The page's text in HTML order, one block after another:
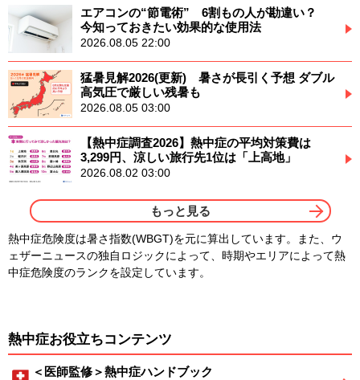
エアコンの“節電術” 6割もの人が勘違い？
今知っておきたい効果的な使用法
2026.08.05 22:00
猛暑見解2026(更新) 暑さが長引く予想 ダブル
高気圧で厳しい残暑も
2026.08.05 03:00
【熱中症調査2026】熱中症の平均対策費は
3,299円、涼しい旅行先1位は「上高地」
2026.08.02 03:00
もっと見る
熱中症危険度は暑さ指数(WBGT)を元に算出しています。また、ウ
ェザーニュースの独自ロジックによって、時期やエリアによって熱
中症危険度のランクを設定しています。
熱中症お役立ちコンテンツ
＜医師監修＞熱中症ハンドブック